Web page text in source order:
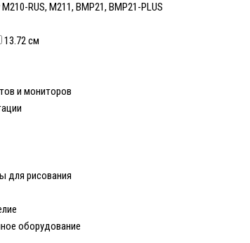
RUS, M211, BMP21, BMP21-PLUS
13.72 см
и мониторов
для рисования
оборудование